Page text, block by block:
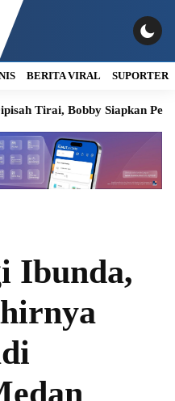
BERITA VIRAL SUPORTER
Bobby Siapkan
Ibunda,